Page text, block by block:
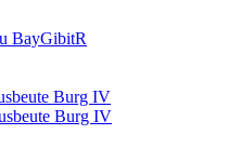
BayGibitR
Burg IV
Burg IV